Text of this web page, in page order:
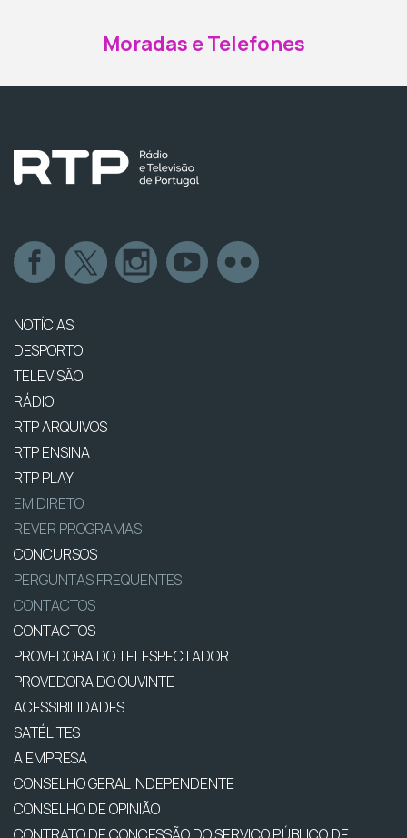
Moradas e Telefones
NOTÍCIAS
DESPORTO
TELEVISÃO
RÁDIO
RTP ARQUIVOS
RTP ENSINA
RTP PLAY
EM DIRETO
REVER PROGRAMAS
CONCURSOS
PERGUNTAS FREQUENTES
CONTACTOS
CONTACTOS
PROVEDORA DO TELESPECTADOR
PROVEDORA DO OUVINTE
ACESSIBILIDADES
SATÉLITES
A EMPRESA
CONSELHO GERAL INDEPENDENTE
CONSELHO DE OPINIÃO
CONTRATO DE CONCESSÃO DO SERVIÇO PÚBLICO DE